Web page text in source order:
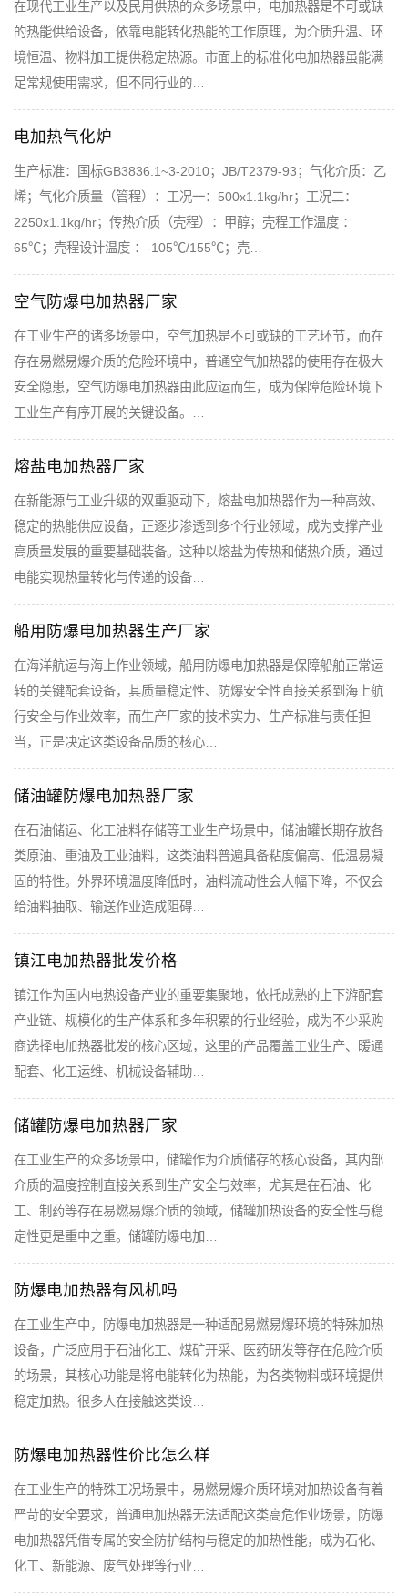
在现代工业生产以及民用供热的众多场景中，电加热器是不可或缺
的热能供给设备，依靠电能转化热能的工作原理，为介质升温、环
境恒温、物料加工提供稳定热源。市面上的标准化电加热器虽能满
足常规使用需求，但不同行业的…
电加热气化炉
生产标准：国标GB3836.1~3-2010；JB/T2379-93；气化介质：乙
烯；气化介质量（管程）：工况一：500x1.1kg/hr；工况二：
2250x1.1kg/hr；传热介质（壳程）：甲醇；壳程工作温度 ：
65℃；壳程设计温度 ：-105℃/155℃；壳…
空气防爆电加热器厂家
在工业生产的诸多场景中，空气加热是不可或缺的工艺环节，而在
存在易燃易爆介质的危险环境中，普通空气加热器的使用存在极大
安全隐患，空气防爆电加热器由此应运而生，成为保障危险环境下
工业生产有序开展的关键设备。…
熔盐电加热器厂家
在新能源与工业升级的双重驱动下，熔盐电加热器作为一种高效、
稳定的热能供应设备，正逐步渗透到多个行业领域，成为支撑产业
高质量发展的重要基础装备。这种以熔盐为传热和储热介质，通过
电能实现热量转化与传递的设备…
船用防爆电加热器生产厂家
在海洋航运与海上作业领域，船用防爆电加热器是保障船舶正常运
转的关键配套设备，其质量稳定性、防爆安全性直接关系到海上航
行安全与作业效率，而生产厂家的技术实力、生产标准与责任担
当，正是决定这类设备品质的核心…
储油罐防爆电加热器厂家
在石油储运、化工油料存储等工业生产场景中，储油罐长期存放各
类原油、重油及工业油料，这类油料普遍具备粘度偏高、低温易凝
固的特性。外界环境温度降低时，油料流动性会大幅下降，不仅会
给油料抽取、输送作业造成阻碍…
镇江电加热器批发价格
镇江作为国内电热设备产业的重要集聚地，依托成熟的上下游配套
产业链、规模化的生产体系和多年积累的行业经验，成为不少采购
商选择电加热器批发的核心区域，这里的产品覆盖工业生产、暖通
配套、化工运维、机械设备辅助…
储罐防爆电加热器厂家
在工业生产的众多场景中，储罐作为介质储存的核心设备，其内部
介质的温度控制直接关系到生产安全与效率，尤其是在石油、化
工、制药等存在易燃易爆介质的领域，储罐加热设备的安全性与稳
定性更是重中之重。储罐防爆电加…
防爆电加热器有风机吗
在工业生产中，防爆电加热器是一种适配易燃易爆环境的特殊加热
设备，广泛应用于石油化工、煤矿开采、医药研发等存在危险介质
的场景，其核心功能是将电能转化为热能，为各类物料或环境提供
稳定加热。很多人在接触这类设…
防爆电加热器性价比怎么样
在工业生产的特殊工况场景中，易燃易爆介质环境对加热设备有着
严苛的安全要求，普通电加热器无法适配这类高危作业场景，防爆
电加热器凭借专属的安全防护结构与稳定的加热性能，成为石化、
化工、新能源、废气处理等行业…